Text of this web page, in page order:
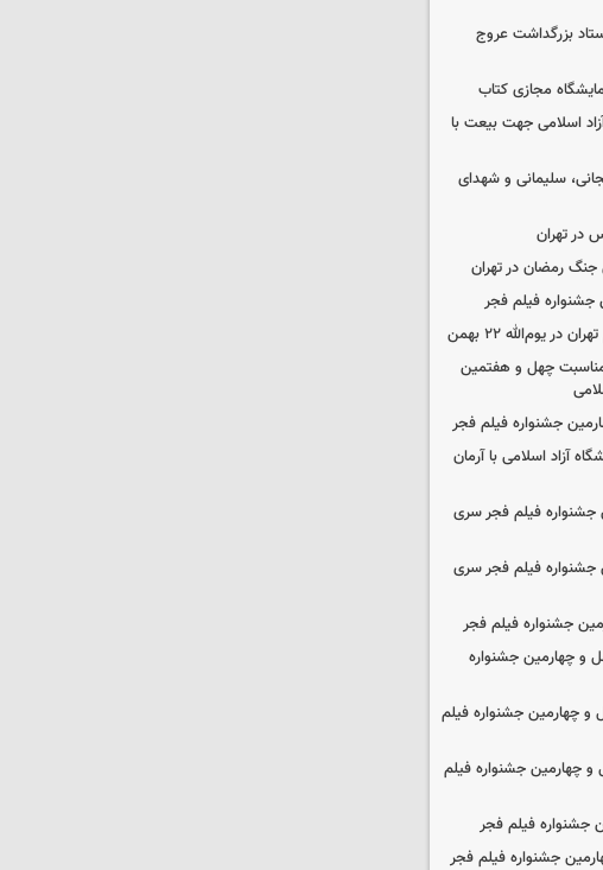
بزرگداشت عروج
مجازی کتاب
اسلامی جهت بیعت با
سلیمانی و شهدای
در تهران
رمضان در تهران
جشنواره فیلم فجر
یوم‌الله ۲۲ بهمن
مناسبت چهل‌ و هفتمین
جشنواره فیلم فجر
آزاد اسلامی با آرمان
فیلم فجر سری
فیلم فجر سری
جشنواره فیلم فجر
و چهارمین جشنواره
چهارمین جشنواره فیلم
چهارمین جشنواره فیلم
جشنواره فیلم فجر
جشنواره فیلم فجر